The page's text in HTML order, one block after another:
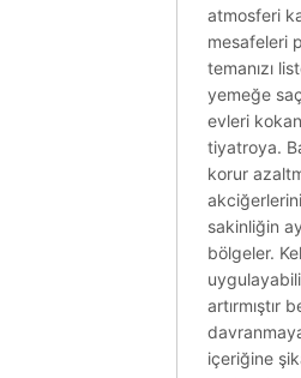
atmosferi
mesafeleri
temanızı
yemeğe
evleri
tiyatroya.
korur
sakinliğin
bölgeler.
artırmıştır
içeriğine